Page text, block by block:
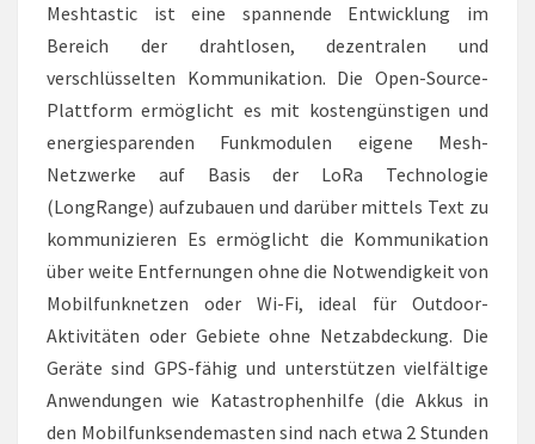
Meshtastic ist eine spannende Entwicklung im
Bereich der drahtlosen, dezentralen und
verschlüsselten Kommunikation. Die Open-Source-
Plattform ermöglicht es mit kostengünstigen und
energiesparenden Funkmodulen eigene Mesh-
Netzwerke auf Basis der LoRa Technologie
(LongRange) aufzubauen und darüber mittels Text zu
kommunizieren Es ermöglicht die Kommunikation
über weite Entfernungen ohne die Notwendigkeit von
Mobilfunknetzen oder Wi-Fi, ideal für Outdoor-
Aktivitäten oder Gebiete ohne Netzabdeckung. Die
Geräte sind GPS-fähig und unterstützen vielfältige
Anwendungen wie Katastrophenhilfe (die Akkus in
den Mobilfunksendemasten sind nach etwa 2 Stunden